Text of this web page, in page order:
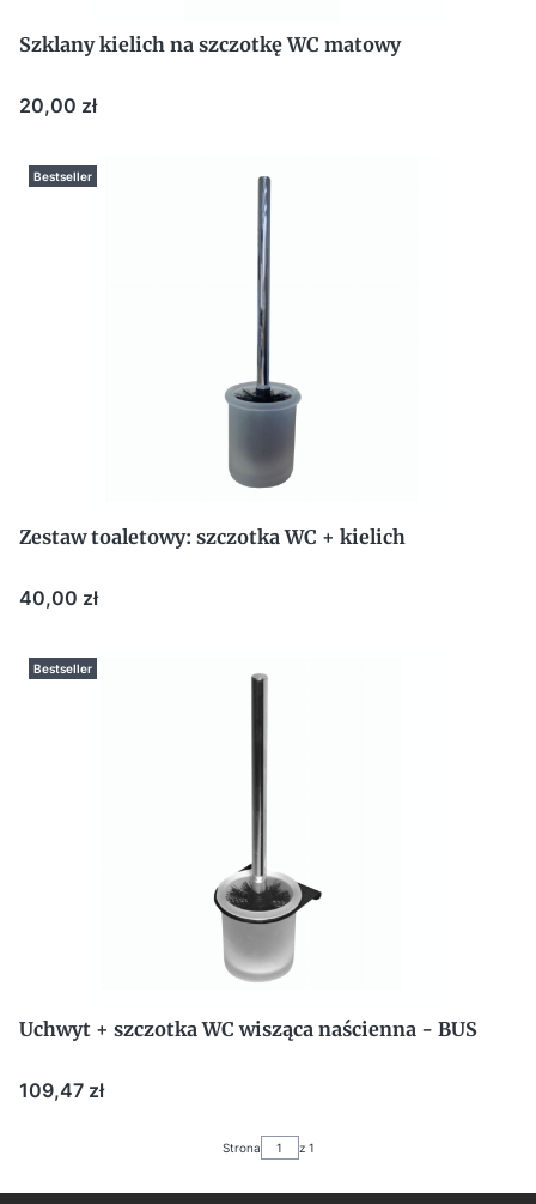
Szklany kielich na szczotkę WC matowy
Cena
20,00 zł
Bestseller
Zestaw toaletowy: szczotka WC + kielich
Cena
40,00 zł
Bestseller
Uchwyt + szczotka WC wisząca naścienna - BUS
Cena
109,47 zł
Strona z 1